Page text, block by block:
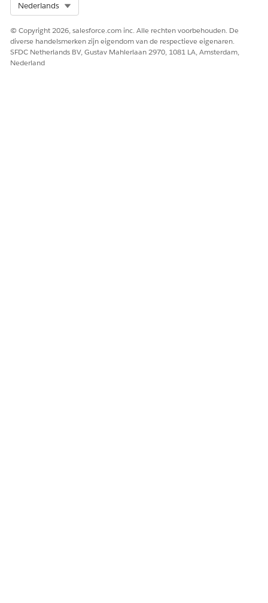
Nederlands
© Copyright 2026, salesforce.com inc. Alle rechten voorbehouden. De
diverse handelsmerken zijn eigendom van de respectieve eigenaren.
SFDC Netherlands BV, Gustav Mahlerlaan 2970, 1081 LA, Amsterdam,
Nederland